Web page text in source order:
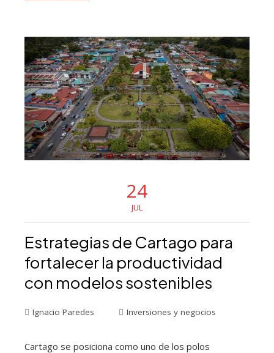
24
JUL
Estrategias de Cartago para
fortalecer la productividad
con modelos sostenibles
Ignacio Paredes Inversiones y negocios
Cartago se posiciona como uno de los polos